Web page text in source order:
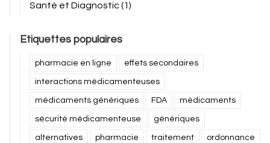
Santé et Diagnostic(1)
Etiquettes populaires
pharmacie en ligne effets secondaires
interactions médicamenteuses
médicaments génériques FDA médicaments
sécurité médicamenteuse génériques
alternatives pharmacie traitement ordonnance